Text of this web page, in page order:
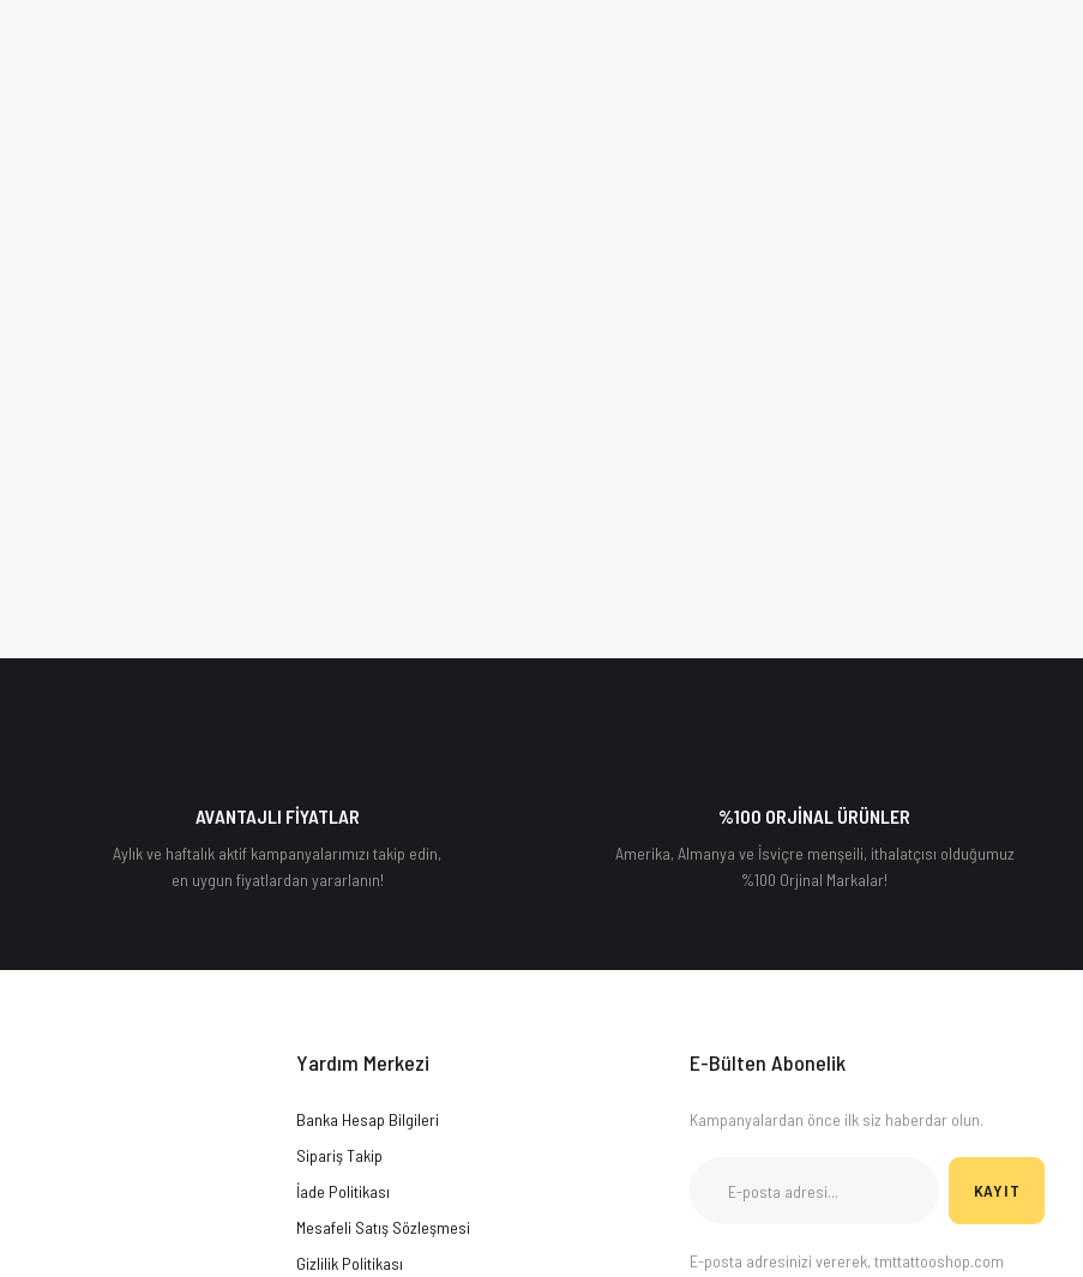
AVANTAJLI FİYATLAR
Aylık ve haftalık aktif kampanyalarımızı takip edin,
en uygun fiyatlardan yararlanın!
%100 ORJİNAL ÜRÜNLER
Amerika, Almanya ve İsviçre menşeili, ithalatçısı olduğumuz
%100 Orjinal Markalar!
Yardım Merkezi
Banka Hesap Bilgileri
Sipariş Takip
İade Politikası
Mesafeli Satış Sözleşmesi
Gizlilik Politikası
E-Bülten Abonelik
Kampanyalardan önce ilk siz haberdar olun.
KAYIT
E-posta adresinizi vererek, tmttattooshop.com